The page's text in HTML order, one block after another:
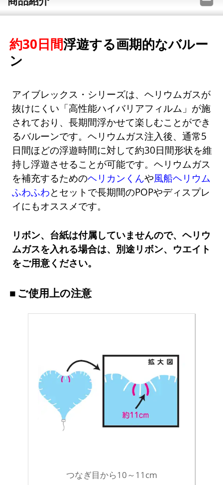
約30日間浮遊する画期的なバルー
ン
アイブレックス・シリーズは、ヘリウムガスが
抜けにくい「高性能ハイバリアフィルム」が施
されており、長期間浮かせて楽しむことができ
るバルーンです。ヘリウムガス注入後、通常5
日間ほどの浮遊時間に対して約30日間形状を維
持し浮遊させることが可能です。ヘリウムガス
を補充するためのヘリカンくんや風船ヘリウム
ふわふわとセットで長期間のPOPやディスプレ
イにもオススメです。
リボン、台紙は付属していませんので、ヘリウ
ムガスを入れる場合は、別途リボン、ウエイト
をご用意ください。
ご使用上の注意
つなぎ目から10～11cm